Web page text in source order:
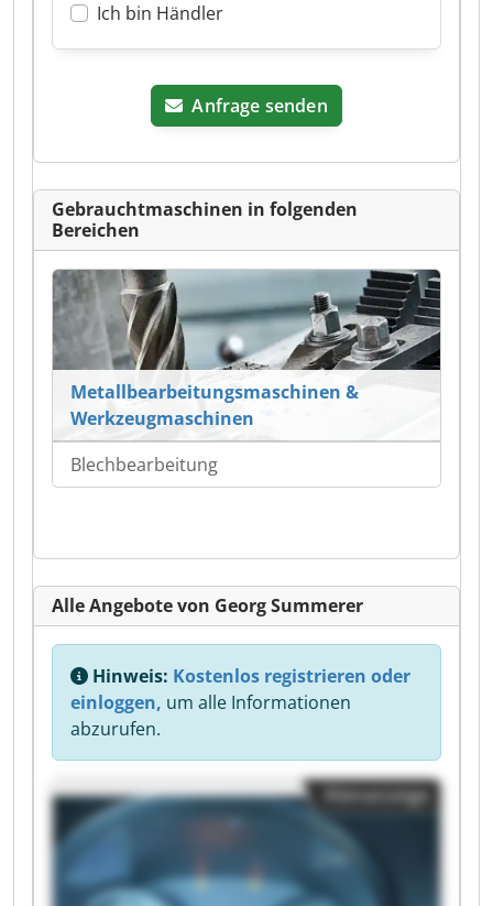
Ich bin Händler
Anfrage senden
Gebrauchtmaschinen in folgenden
Bereichen
Metallbearbeitungsmaschinen &
Werkzeugmaschinen
Blechbearbeitung
Alle Angebote von Georg Summerer
Hinweis: Kostenlos registrieren oder
einloggen, um alle Informationen
abzurufen.
Kleinanzeige